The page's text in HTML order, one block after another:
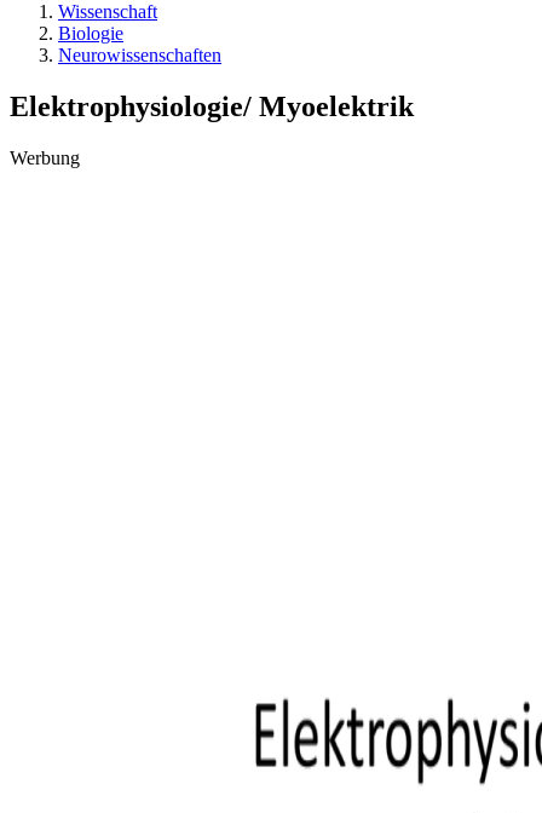
Wissenschaft
Biologie
Neurowissenschaften
Elektrophysiologie/ Myoelektrik
Werbung